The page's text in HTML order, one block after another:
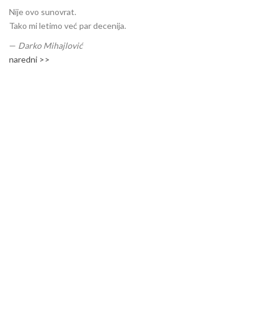
Nije ovo sunovrat.
Tako mi letimo već par decenija.
— Darko Mihajlović
naredni >>